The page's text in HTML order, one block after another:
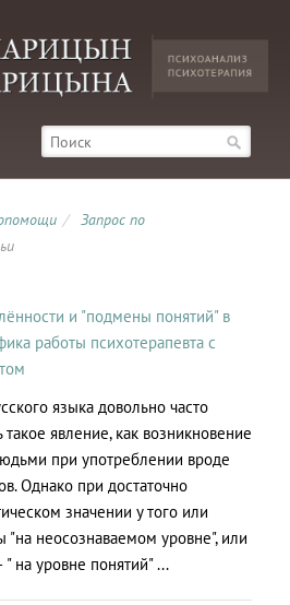
/
Запрос по
и "подмены понятий" в
работы психотерапевта с
языка довольно часто
явление, как возникновение
при употреблении вроде
Однако при достаточно
значении у того или
"на неосознаваемом уровне", или
" на уровне понятий" ...